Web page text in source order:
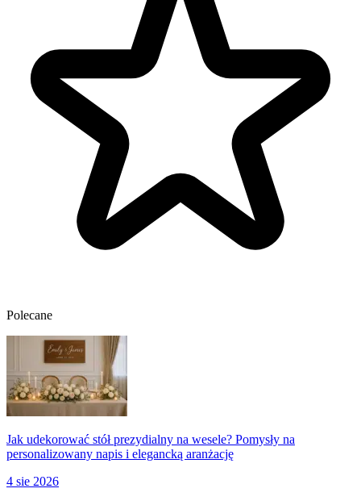
Polecane
Jak udekorować stół prezydialny na wesele? Pomysły na
personalizowany napis i elegancką aranżację
4 sie 2026